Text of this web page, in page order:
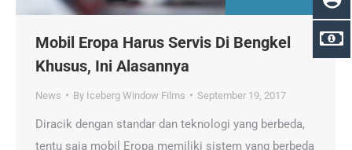
Mobil Eropa Harus Servis Di Bengkel
Khusus, Ini Alasannya
News By Iceberg Window Films September 19, 2017
Diracik dengan standar dan teknologi yang berbeda,
tentu saja mobil Eropa memiliki sistem yang berbeda